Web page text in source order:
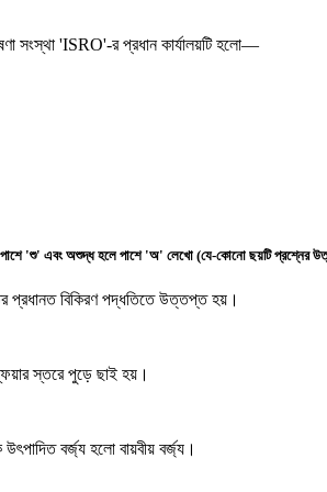
সংস্থা 'ISRO'-র প্রধান কার্যালয়টি হলো—
পাশে 'শু' এবং অশুদ্ধ হলে পাশে 'অ' লেখো (যে-কোনো ছয়টি প্রশ্নের
প্রধানত বিকিরণ পদ্ধতিতে উত্তপ্ত হয়।
স্তরে পুড়ে ছাই হয়।
উৎপাদিত বর্জ্য হলো বায়বীয় বর্জ্য।